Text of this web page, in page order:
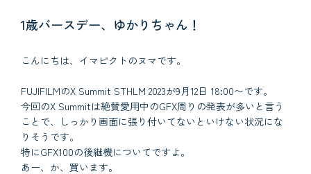
1歳バースデー、ゆかりちゃん！
こんにちは、イマピクトのヌマです。
FUJIFILMのX Summit STHLM 2023が9月12日 18:00〜です。
今回のX Summitは絶賛愛用中のGFX周りの発表が多いと言う
ことで、しっかり画面に張り付いてないといけない状況にな
りそうです。
特にGFX100の後継機についてですよ。
あー、か、買います。